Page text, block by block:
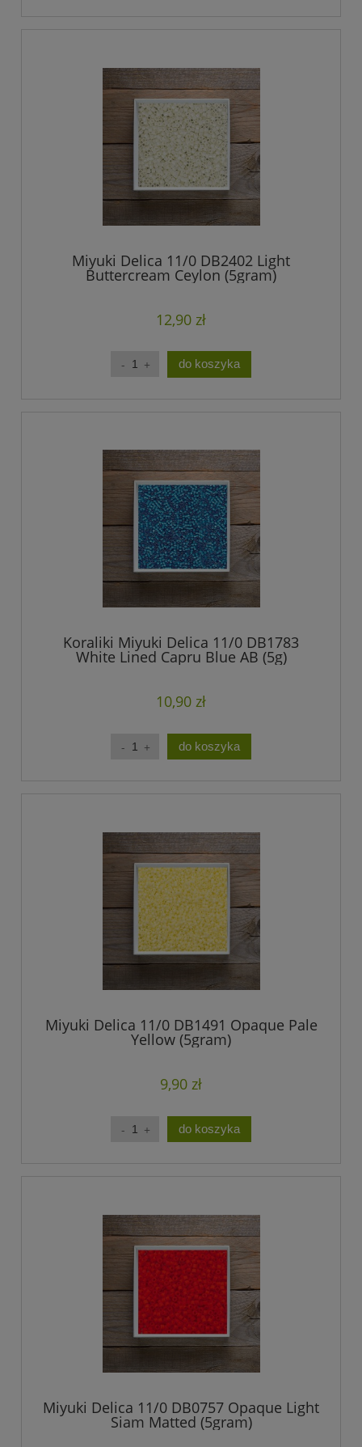
Miyuki Delica 11/0 DB2402 Light
Buttercream Ceylon (5gram)
12,90 zł
do koszyka
Koraliki Miyuki Delica 11/0 DB1783
White Lined Capru Blue AB (5g)
10,90 zł
do koszyka
Miyuki Delica 11/0 DB1491 Opaque Pale
Yellow (5gram)
9,90 zł
do koszyka
Miyuki Delica 11/0 DB0757 Opaque Light
Siam Matted (5gram)